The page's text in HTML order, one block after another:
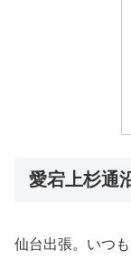
愛宕上杉通
仙台出張。いつ